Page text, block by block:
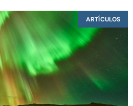
ARTÍCULOS